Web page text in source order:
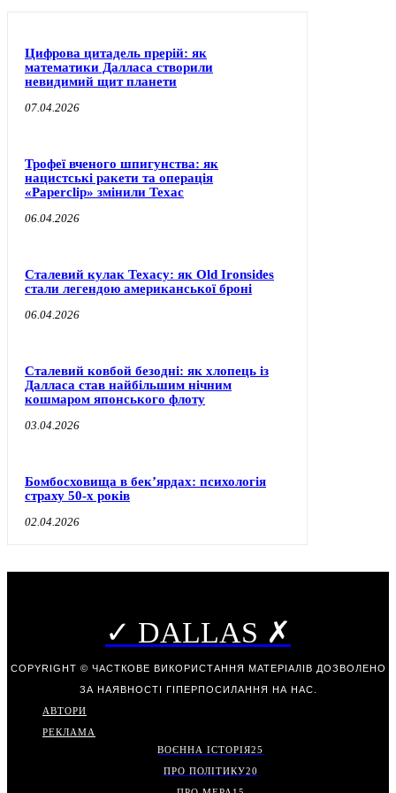
Цифрова цитадель прерій: як
математики Далласа створили
невидимий щит планети
07.04.2026
Трофеї вченого шпигунства: як
нацистські ракети та операція
«Paperclip» змінили Техас
06.04.2026
Сталевий кулак Техасу: як Old Ironsides
стали легендою американської броні
06.04.2026
Сталевий ковбой безодні: як хлопець із
Далласа став найбільшим нічним
кошмаром японського флоту
03.04.2026
Бомбосховища в бек’ярдах: психологія
страху 50-х років
02.04.2026
✓ DALLAS ✗
COPYRIGHT © ЧАСТКОВЕ ВИКОРИСТАННЯ МАТЕРІАЛІВ ДОЗВОЛЕНО
ЗА НАЯВНОСТІ ГІПЕРПОСИЛАННЯ НА НАС.
АВТОРИ
РЕКЛАМА
ВОЄННА ІСТОРІЯ25
ПРО ПОЛІТИКУ20